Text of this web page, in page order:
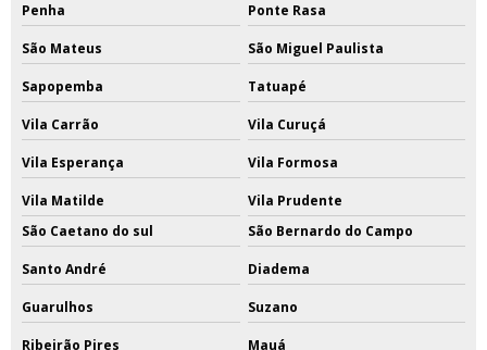
Penha Ponte Rasa
São Mateus São Miguel Paulista
Sapopemba Tatuapé
Vila Carrão Vila Curuçá
Vila Esperança Vila Formosa
Vila Matilde
Vila Prudente
São Caetano do sul
São Bernardo do Campo
Santo André Diadema
Guarulhos Suzano
Ribeirão Pires Mauá